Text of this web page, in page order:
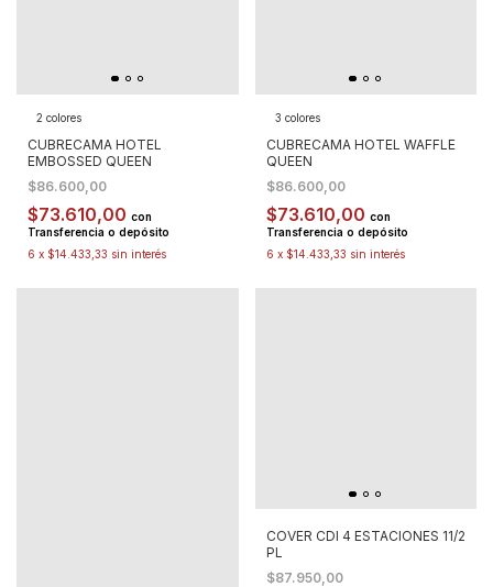
2 colores
CUBRECAMA HOTEL
EMBOSSED QUEEN
$86.600,00
$73.610,00 con
Transferencia o depósito
6 x $14.433,33 sin interés
3 colores
CUBRECAMA HOTEL WAFFLE
QUEEN
$86.600,00
$73.610,00 con
Transferencia o depósito
6 x $14.433,33 sin interés
COVER CDI 4 ESTACIONES 11/2
PL
$87.950,00